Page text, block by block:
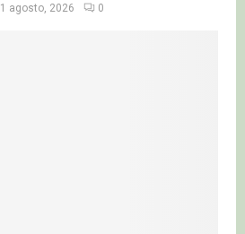
1 agosto, 2026 0